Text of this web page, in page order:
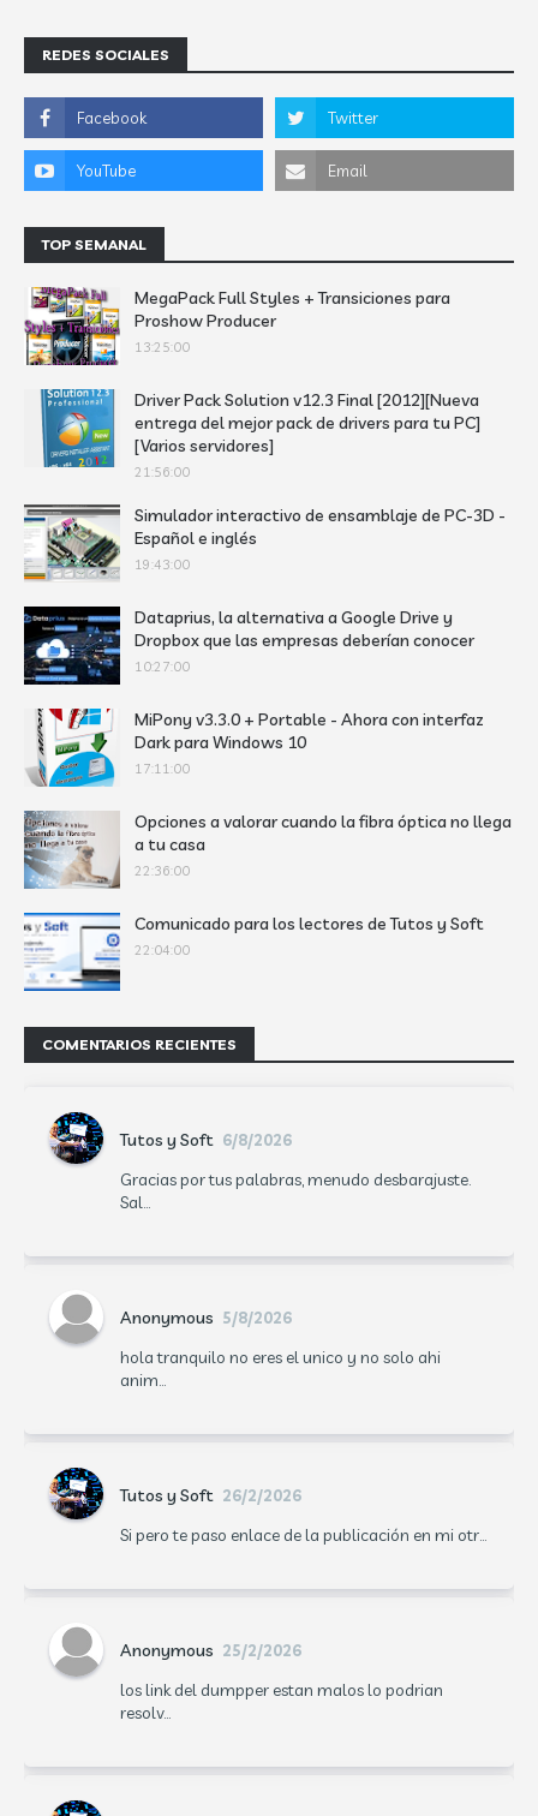
REDES SOCIALES
TOP SEMANAL
MegaPack Full Styles + Transiciones para
Proshow Producer
13:25:00
Driver Pack Solution v12.3 Final [2012][Nueva
entrega del mejor pack de drivers para tu PC]
[Varios servidores]
21:56:00
Simulador interactivo de ensamblaje de PC-3D -
Español e inglés
19:43:00
Dataprius, la alternativa a Google Drive y
Dropbox que las empresas deberían conocer
10:27:00
MiPony v3.3.0 + Portable - Ahora con interfaz
Dark para Windows 10
17:11:00
Opciones a valorar cuando la fibra óptica no llega
a tu casa
22:36:00
Comunicado para los lectores de Tutos y Soft
22:04:00
COMENTARIOS RECIENTES
Tutos y Soft 6/8/2026
Gracias por tus palabras, menudo desbarajuste.
Sal...
Anonymous 5/8/2026
hola tranquilo no eres el unico y no solo ahi
anim...
Tutos y Soft 26/2/2026
Si pero te paso enlace de la publicación en mi otr...
Anonymous 25/2/2026
los link del dumpper estan malos lo podrian
resolv...